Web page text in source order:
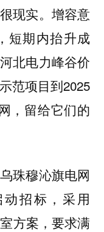
现实。 增容意
短期内抬升成
北电力峰谷价
范项目到2025
，留给它们的
珠穆沁旗电网
招标，采用
方案，要求满